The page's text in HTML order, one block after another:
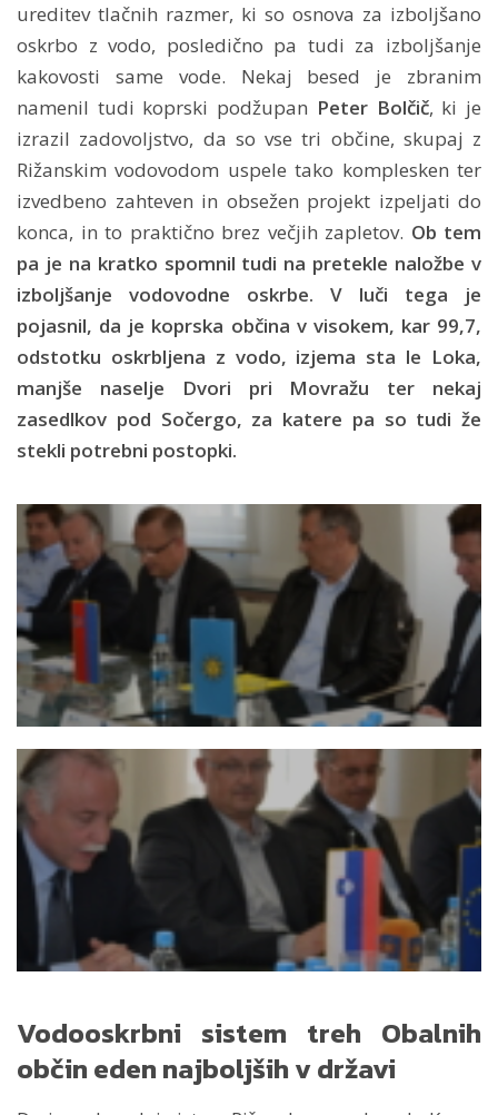
ureditev tlačnih razmer, ki so osnova za izboljšano
oskrbo z vodo, posledično pa tudi za izboljšanje
kakovosti same vode. Nekaj besed je zbranim
namenil tudi koprski podžupan Peter Bolčič, ki je
izrazil zadovoljstvo, da so vse tri občine, skupaj z
Rižanskim vodovodom uspele tako komplesken ter
izvedbeno zahteven in obsežen projekt izpeljati do
konca, in to praktično brez večjih zapletov. Ob tem
pa je na kratko spomnil tudi na pretekle naložbe v
izboljšanje vodovodne oskrbe. V luči tega je
pojasnil, da je koprska občina v visokem, kar 99,7,
odstotku oskrbljena z vodo, izjema sta le Loka,
manjše naselje Dvori pri Movražu ter nekaj
zasedlkov pod Sočergo, za katere pa so tudi že
stekli potrebni postopki.
Vodooskrbni sistem treh Obalnih
občin eden najboljših v državi